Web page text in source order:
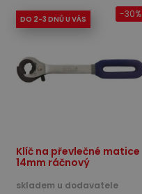
DO 2-3 DNŮ U VÁS
Klíč na převlečné matice
14mm ráčnový
skladem u dodavatele
-30%